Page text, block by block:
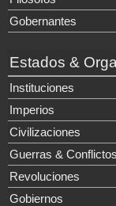
Gobernantes
Estados &
Instituciones
Imperios
Civilizaciones
Guerras & Conflictos
Revoluciones
Gobiernos